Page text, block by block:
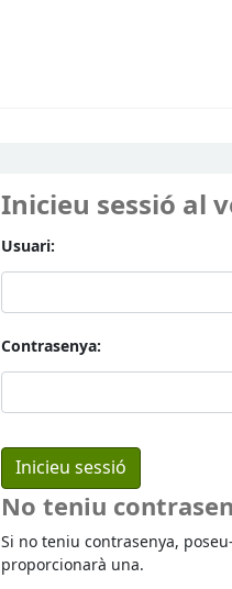
Inicieu sessió al
Usuari:
Contrasenya:
No teniu
Si no teniu contrasenya,
proporcionarà una.